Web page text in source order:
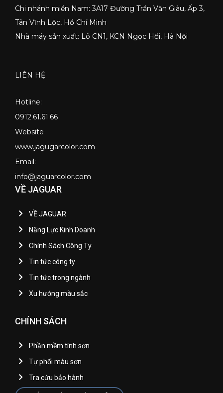
Chi nhánh miền Nam: 3A17 Đường Trần Văn Giàu, Ấp 3,
Tân Vĩnh Lộc, Hồ Chí Minh
Nhà máy sản xuất: Lô CN1, KCN Ngọc Hồi, Hà Nội
LIÊN HỆ
Hotline:
0912.61.61.66
Website
www.jagugarcolor.com
Email:
info@jaguarcolor.com
VỀ JAGUAR
VỀ JAGUAR
Năng Lực Kinh Doanh
Chính Sách Công Ty
Tin tức công ty
Tin tức trong ngành
Xu hướng màu sắc
CHÍNH SÁCH
Phần mềm tính sơn
Tự phối màu sơn
Tra cứu bảo hành